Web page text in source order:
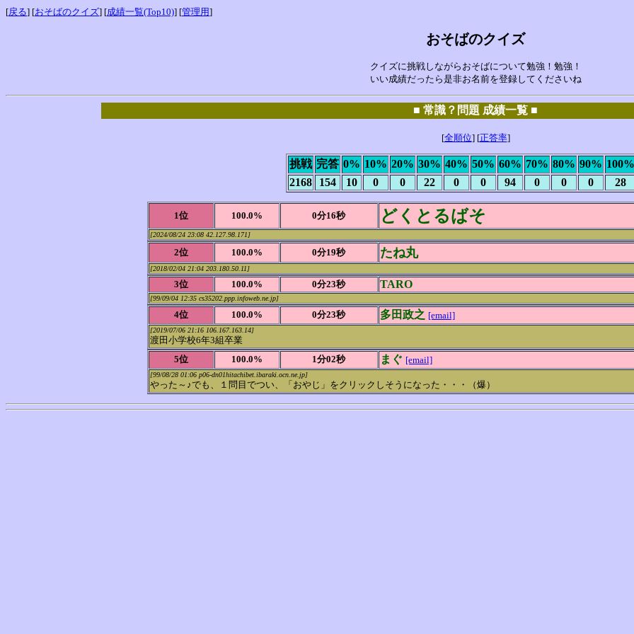
[戻る] [おそばのクイズ] [成績一覧(Top10)] [管理用]
おそばのクイズ
クイズに挑戦しながらおそばについて勉強！勉強！
いい成績だったら是非お名前を登録してくださいね
■ 常識？問題 成績一覧 ■
[全順位] [正答率]
挑戦 完答 0% 10% 20% 30% 40% 50% 60% 70% 80% 90% 100%
2168
154 10 0 0 22 0 0 94 0 0 0 28
1位 100.0% 0分16秒 どくとるばそ
[2024/08/24 23:08 42.127.98.171]
2位 100.0% 0分19秒 たね丸
[2018/02/04 21:04 203.180.50.11]
3位 100.0% 0分23秒 TARO
[99/09/04 12:35 cs35202.ppp.infoweb.ne.jp]
4位 100.0% 0分23秒 多田政之 [email]
[2019/07/06 21:16 106.167.163.14]
渡田小学校6年3組卒業
5位
100.0% 1分02秒 まぐ [email]
[99/08/28 01:06 p06-dn01hitachibet.ibaraki.ocn.ne.jp]
やった～♪でも、１問目でつい、「おやじ」をクリックしそうになった・・・（爆）